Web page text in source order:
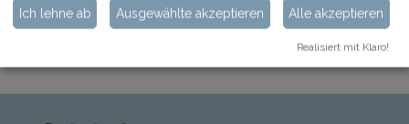
Zusätzliche Produkte
Ich lehne ab Ausgewählte akzeptieren Alle akzeptieren
Realisiert mit Klaro!